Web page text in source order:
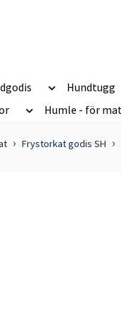
Hundtugg
Humle - för
Frystorkat godis SH